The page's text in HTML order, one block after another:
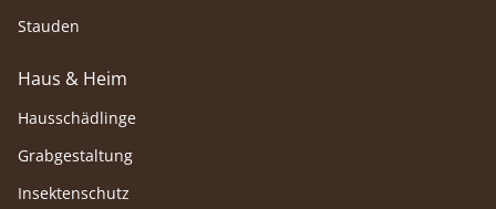
Stauden
Haus & Heim
Hausschädlinge
Grabgestaltung
Insektenschutz